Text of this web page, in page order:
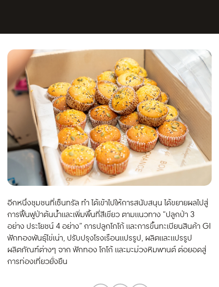
อีกหนึ่งชุมชนที่เซ็นทรัล ทำ ได้เข้าไปให้การสนับสนุน ได้ขยายผลไปสู่
การฟื้นฟูป่าต้นน้ำและเพิ่มพื้นที่สีเขียว ตามแนวทาง “ปลูกป่า 3
อย่าง ประโยชน์ 4 อย่าง” การปลูกโกโก้ และการขึ้นทะเบียนสินค้า GI
ฟักทองพันธุ์ไข่เน่า, ปรับปรุงโรงเรือนแปรรูป, ผลิตและแปรรูป
ผลิตภัณฑ์ต่างๆ จาก ฟักทอง โกโก้ และมะม่วงหิมพานต์ ต่อยอดสู่
การท่องเที่ยวยั่งยืน